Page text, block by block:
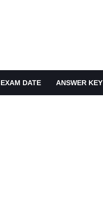
EXAM DATE ANSWER KEY